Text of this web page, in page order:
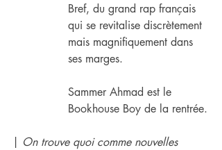
Bref, du grand rap français
qui se revitalise discrètement
mais magnifiquement dans
ses marges.
Sammer Ahmad est le
Bookhouse Boy de la rentrée.
| On trouve quoi comme nouvelles